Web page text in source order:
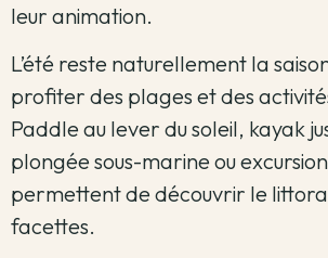
leur animation.
L’été reste naturellement la
profiter des plages et des
Paddle au lever du soleil, kayak
plongée sous-marine ou
permettent de découvrir le littoral
facettes.